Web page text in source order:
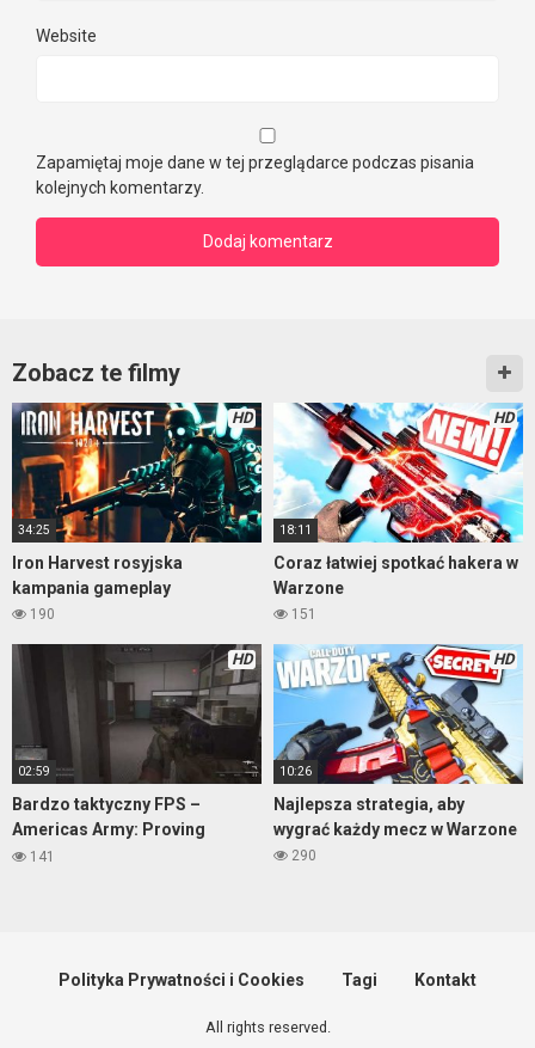
Website
Zapamiętaj moje dane w tej przeglądarce podczas pisania
kolejnych komentarzy.
Zobacz te filmy
HD
34:25
Iron Harvest rosyjska
kampania gameplay
190
HD
18:11
Coraz łatwiej spotkać hakera w
Warzone
151
HD
02:59
Bardzo taktyczny FPS –
Americas Army: Proving
Grounds
141
HD
10:26
Najlepsza strategia, aby
wygrać każdy mecz w Warzone
290
Polityka Prywatności i Cookies Tagi Kontakt
All rights reserved.